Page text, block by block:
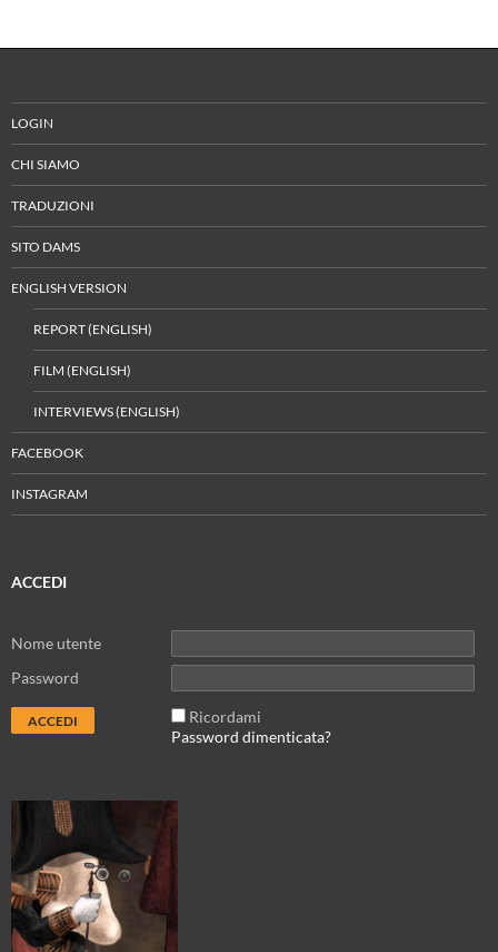
LOGIN
CHI SIAMO
TRADUZIONI
SITO DAMS
ENGLISH VERSION
REPORT (ENGLISH)
FILM (ENGLISH)
INTERVIEWS (ENGLISH)
FACEBOOK
INSTAGRAM
ACCEDI
Nome utente
Password
Ricordami
Password dimenticata?